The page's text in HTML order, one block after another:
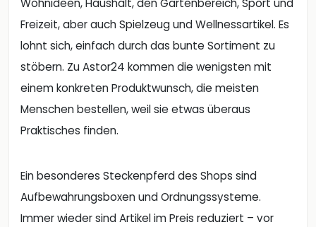
Wohnideen, Haushalt, den Gartenbereich, Sport und
Freizeit, aber auch Spielzeug und Wellnessartikel. Es
lohnt sich, einfach durch das bunte Sortiment zu
stöbern. Zu Astor24 kommen die wenigsten mit
einem konkreten Produktwunsch, die meisten
Menschen bestellen, weil sie etwas überaus
Praktisches finden.
Ein besonderes Steckenpferd des Shops sind
Aufbewahrungsboxen und Ordnungssysteme.
Immer wieder sind Artikel im Preis reduziert – vor